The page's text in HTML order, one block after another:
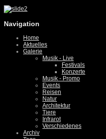
Navigation
Home
Aktuelles
Galerie
Musik - Live
Festivals
Konzerte
Musik - Promo
Events
Reisen
Natur
Architektur
Tiere
Infrarot
Verschiedenes
Archiv